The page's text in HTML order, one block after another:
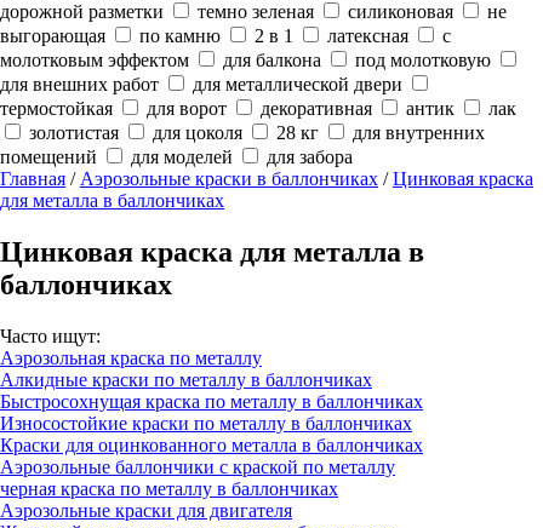
дорожной разметки
темно зеленая силиконовая
не
выгорающая
по камню 2 в 1 латексная
с
молотковым эффектом
для балкона
под молотковую
для внешних работ
для металлической двери
термостойкая
для ворот декоративная антик
лак
золотистая
для цоколя 28 кг
для внутренних
помещений
для моделей
для забора
Главная / Аэрозольные краски в баллончиках /Цинковая краска
для металла в баллончиках
Цинковая краска для металла в
баллончиках
Часто ищут:
Аэрозольная краска по металлу
Алкидные краски по металлу в баллончиках
Быстросохнущая краска по металлу в баллончиках
Износостойкие краски по металлу в баллончиках
Краски для оцинкованного металла в баллончиках
Аэрозольные баллончики с краской по металлу
черная краска по металлу в баллончиках
Аэрозольные краски для двигателя